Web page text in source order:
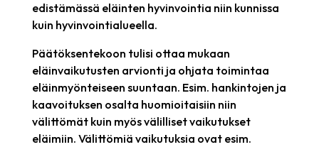
edistämässä eläinten hyvinvointia niin kunnissa
kuin hyvinvointialueella.
Päätöksentekoon tulisi ottaa mukaan
eläinvaikutusten arvionti ja ohjata toimintaa
eläinmyönteiseen suuntaan. Esim. hankintojen ja
kaavoituksen osalta huomioitaisiin niin
välittömät kuin myös välilliset vaikutukset
eläimiin. Välittömiä vaikutuksia ovat esim.